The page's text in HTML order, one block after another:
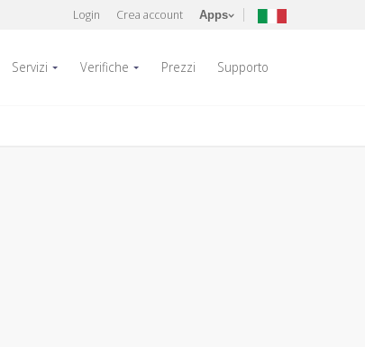
Login Crea account Apps
Servizi Verifiche Prezzi Supporto